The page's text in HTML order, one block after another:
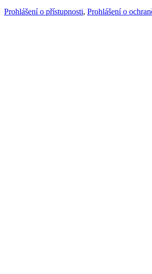
Prohlášení o přístupnosti, Prohlášení o